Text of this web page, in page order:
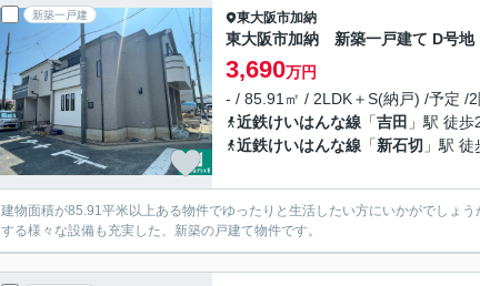
新築一戸建 東大阪市加納
東大阪市加納 新築一戸建て D号地
3,690万円
- / 85.91㎡ / 2LDK＋S(納戸) /予定 /2
近鉄けいはんな線 「吉田 」駅 徒歩
近鉄けいはんな線 「新石切 」駅
建物面積が85.91平米以上ある物件でゆったりと生活したい方にいかがでしょ
する様々な設備も充実した、新築の戸建て物件です。